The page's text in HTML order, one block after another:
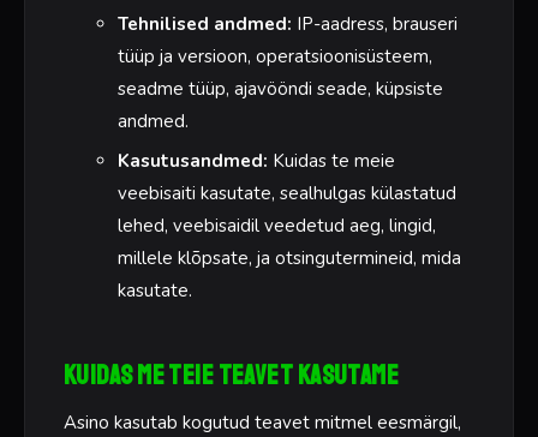
Tehnilised andmed: IP-aadress, brauseri
tüüp ja versioon, operatsioonisüsteem,
seadme tüüp, ajavööndi seade, küpsiste
andmed.
Kasutusandmed: Kuidas te meie
veebisaiti kasutate, sealhulgas külastatud
lehed, veebisaidil veedetud aeg, lingid,
millele klõpsate, ja otsingutermineid, mida
kasutate.
Kuidas me teie teavet kasutame
Asino kasutab kogutud teavet mitmel eesmärgil,